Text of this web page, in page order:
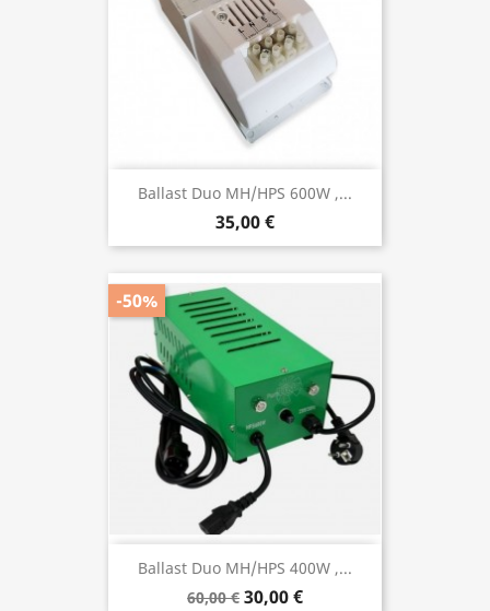
Ballast Duo MH/HPS 600W ,...
35,00 €
Ballast Duo MH/HPS 400W ,...
60,00 € 30,00 €
-50%